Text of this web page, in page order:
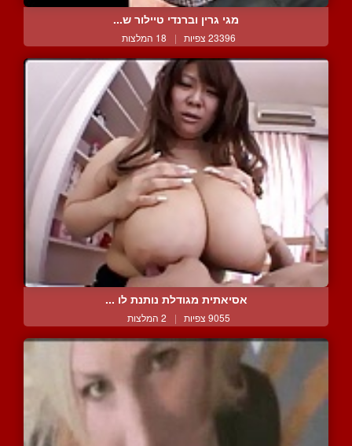
מגי גרין וברנדי טיילור ש...
23396 צפיות | 18 המלצות
אסיאתית מגודלת נותנת לו ...
9055 צפיות | 2 המלצות